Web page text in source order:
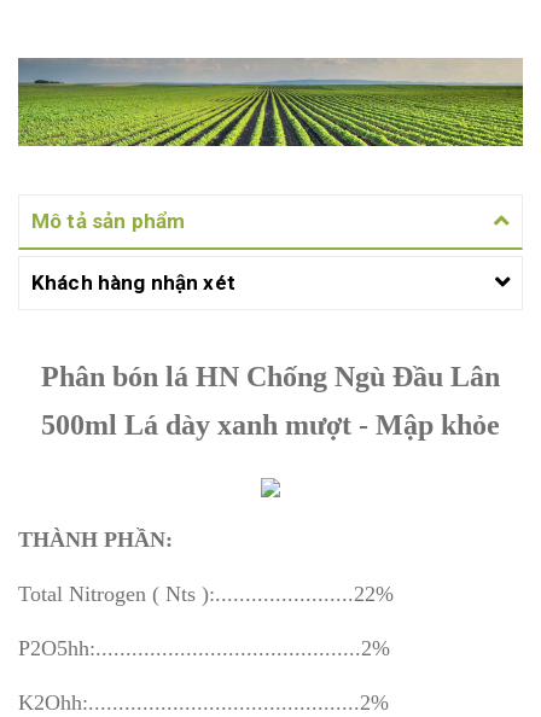
Mô tả sản phẩm
Khách hàng nhận xét
Phân bón lá HN Chống Ngù Đầu Lân
500ml Lá dày xanh mượt - Mập khỏe
THÀNH PHẦN:
Total Nitrogen ( Nts ):.......................22%
P2O5hh:............................................2%
K2Ohh:.............................................2%